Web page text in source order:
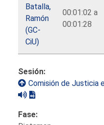
Batalla,
Ramón
(GC-
CiU)
00:01:02 a
00:01:28
Sesión:
Comisión de Justicia
Fase: